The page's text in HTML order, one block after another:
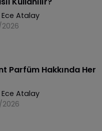
Ece Atalay
Parfüm Hakkında Her
Ece Atalay